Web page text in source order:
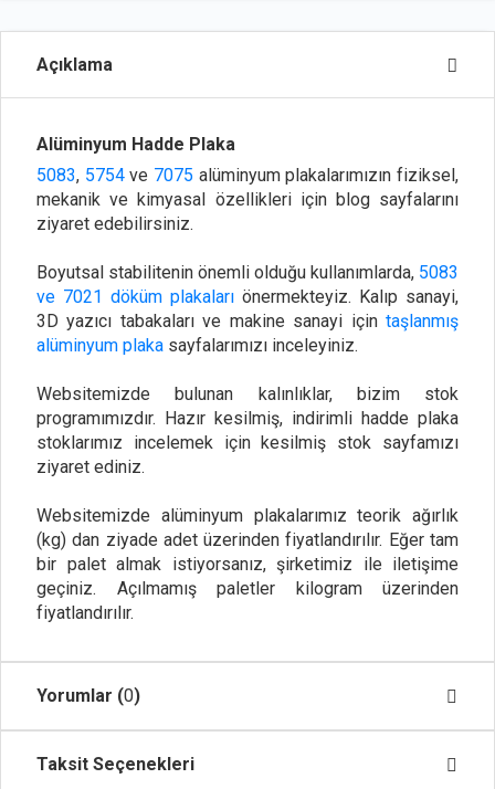
Açıklama
Alüminyum Hadde Plaka
5083, 5754ve 7075 alüminyum plakalarımızın fiziksel,
mekanik ve kimyasal özellikleri için blog sayfalarını
ziyaret edebilirsiniz.
Boyutsal stabilitenin önemli olduğu kullanımlarda, 5083
ve 7021 döküm plakaları önermekteyiz. Kalıp sanayi,
3D yazıcı tabakaları ve makine sanayi için taşlanmış
alüminyum plaka sayfalarımızı inceleyiniz.
Websitemizde bulunan kalınlıklar, bizim stok
programımızdır. Hazır kesilmiş, indirimli hadde plaka
stoklarımız incelemek için kesilmiş stok sayfamızı
ziyaret ediniz.
Websitemizde alüminyum plakalarımız teorik ağırlık
(kg) dan ziyade adet üzerinden fiyatlandırılır. Eğer tam
bir palet almak istiyorsanız, şirketimiz ile iletişime
geçiniz. Açılmamış paletler kilogram üzerinden
fiyatlandırılır.
Yorumlar (0)
Taksit Seçenekleri